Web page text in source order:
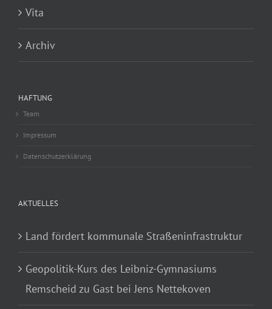
Vita
Archiv
HAFTUNG
Team
Impressum
Datenschutzerklärung
AKTUELLES
Land fördert kommunale Straßeninfrastruktur
Geopolitik-Kurs des Leibniz-Gymnasiums
Remscheid zu Gast bei Jens Nettekoven